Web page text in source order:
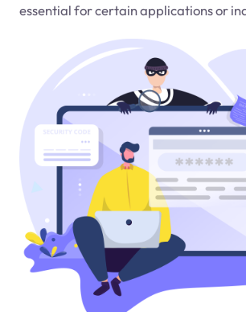
essential for certain applications or